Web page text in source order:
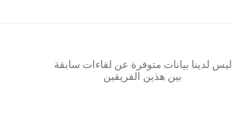
ليس لدينا بيانات متوفرة عن لقاءات سابقة
بين هذين الفريقين